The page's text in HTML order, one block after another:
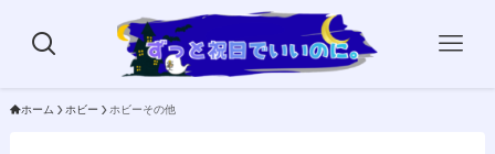
ホーム ホビー ホビーその他